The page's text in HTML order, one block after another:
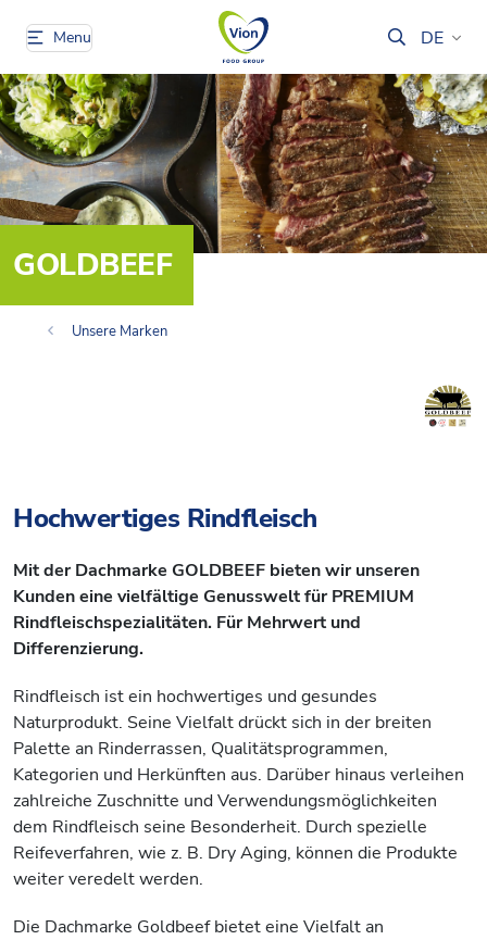
Menu DE
GOLDBEEF
Unsere Marken
Hochwertiges Rindfleisch
Mit der Dachmarke GOLDBEEF bieten wir unseren
Kunden eine vielfältige Genusswelt für PREMIUM
Rindfleischspezialitäten. Für Mehrwert und
Differenzierung.
Rindfleisch ist ein hochwertiges und gesundes
Naturprodukt. Seine Vielfalt drückt sich in der breiten
Palette an Rinderrassen, Qualitätsprogrammen,
Kategorien und Herkünften aus. Darüber hinaus verleihen
zahlreiche Zuschnitte und Verwendungsmöglichkeiten
dem Rindfleisch seine Besonderheit. Durch spezielle
Reifeverfahren, wie z. B. Dry Aging, können die Produkte
weiter veredelt werden.
Die Dachmarke Goldbeef bietet eine Vielfalt an